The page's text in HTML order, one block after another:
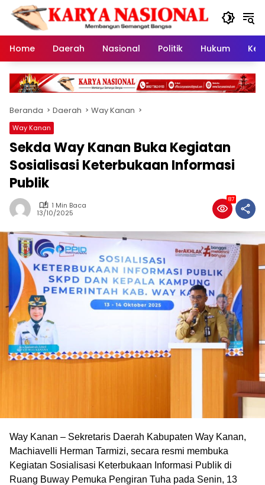
Langsung
konten
Home
Daerah Nasional Politik Hukum
Beranda Daerah Way Kanan
Way Kanan
Sekda Way Kanan Buka Kegiatan
Sosialisasi Keterbukaan Informasi
Publik
1 Min Baca
13/10/2025
87
Way Kanan – Sekretaris Daerah Kabupaten Way Kanan,
Machiavelli Herman Tarmizi, secara resmi membuka
Kegiatan Sosialisasi Keterbukaan Informasi Publik di
Ruang Buway Pemuka Pengiran Tuha pada Senin, 13